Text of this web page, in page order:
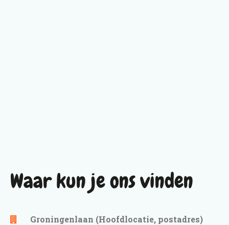
Waar kun je ons vinden
Groningenlaan (Hoofdlocatie, postadres)